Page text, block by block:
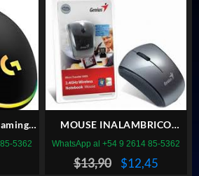
$3,32.
5362
MOUSE INALAMBRICO
GENIUS MICROTRAVELER
$13,90
El
$12,45El
WhatsApp al +54 9 2614 85-5362